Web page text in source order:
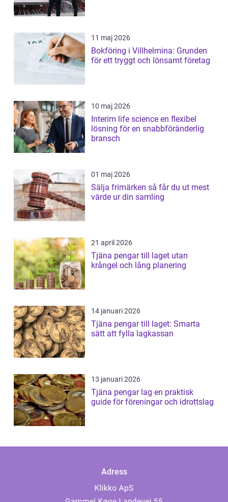
11 maj 2026
Bokföring i Villhelmina: Grunden
för ett tryggt och lönsamt företag
10 maj 2026
Interim life science en flexibel
lösning för en snabbföränderlig
bransch
01 maj 2026
Sälja frimärken så får du ut mest
värde ur din samling
21 april 2026
Tjäna pengar till laget utan
krångel och lång planering
14 januari 2026
Tjäna pengar till laget: Smarta
sätt att fylla lagkassan
13 januari 2026
Tjäna pengar lag en praktisk
guide för föreningar och idrottslag
Adress